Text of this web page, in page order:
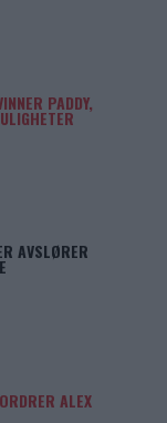
PADDY,
AVSLØRER
ALEX